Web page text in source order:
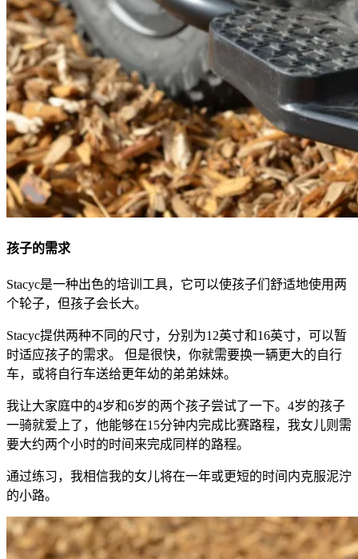
孩子的需求
Stacyc是一种出色的培训工具，它可以使孩子们舒适地使用两
个轮子，但孩子会长大。
Stacyc提供两种不同的尺寸，分别为12英寸和16英寸，可以暂
时适应孩子的需求。 但是很快，你就需要换一辆更大的自行
车，或将自行车送给更年幼的弟弟妹妹。
我让大家庭中的4岁和6岁的两个孩子尝试了一下。4岁的孩子
一骑就爱上了，他能够在15分钟内完成比赛路程，我女儿则需
要大约两个小时的时间来完成同样的路程。
通过练习，我相信我的女儿将在一年或更短的时间内克服泥泞
的小路。